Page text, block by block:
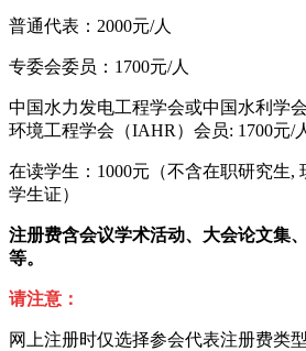
普通代表： 2000元/人
专委会委员： 1700元/人
中国水力发电工程学会或中国水利学
环境工程学会（IAHR）会员: 1700元/
在读学生：1000元（不含在职研究生,
学生证）
注册费含会议学术活动、大会论文集
等。
请注意：
网上注册时仅选择参会代表注册费类